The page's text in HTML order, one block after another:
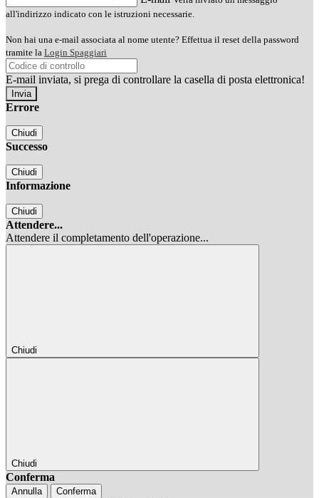
all'indirizzo indicato con le istruzioni necessarie.
Non hai una e-mail associata al nome utente? Effettua il reset della password
tramite la Login Spaggiari
E-mail inviata, si prega di controllare la casella di posta elettronica!
Errore
Chiudi
Successo
Chiudi
Informazione
Chiudi
Attendere...
Attendere il completamento dell'operazione...
Chiudi
Chiudi
Conferma
Annulla Conferma